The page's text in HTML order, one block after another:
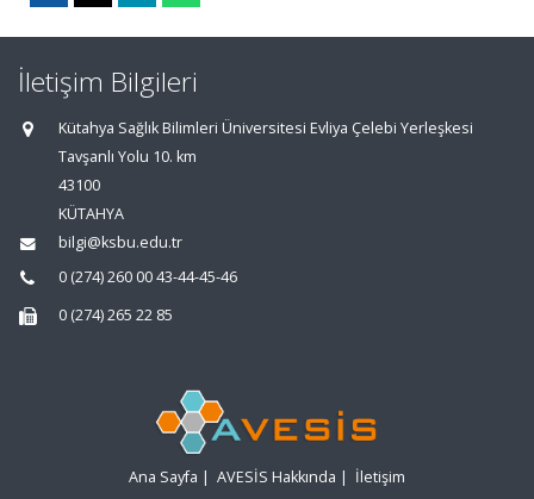
İletişim Bilgileri
Kütahya Sağlık Bilimleri Üniversitesi Evliya Çelebi Yerleşkesi
Tavşanlı Yolu 10. km
43100
KÜTAHYA
bilgi@ksbu.edu.tr
0 (274) 260 00 43-44-45-46
0 (274) 265 22 85
Ana Sayfa | AVESİS Hakkında | İletişim